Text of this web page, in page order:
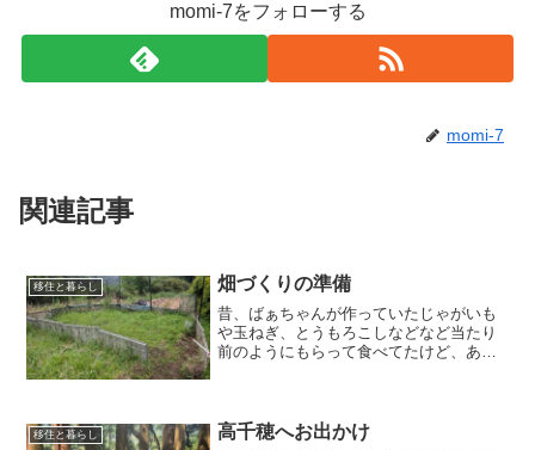
momi-7をフォローする
momi-7
関連記事
移住と暮らし 畑づくりの準備
昔、ばぁちゃんが作っていたじゃがいも
や玉ねぎ、とうもろこしなどなど当たり
前のようにもらって食べてたけど、あの
ってきていて、どうせなら...
移住と暮らし 高千穂へお出かけ